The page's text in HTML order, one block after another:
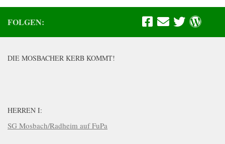
FOLGEN:
DIE MOSBACHER KERB KOMMT!
HERREN I:
SG Mosbach/Radheim auf FuPa